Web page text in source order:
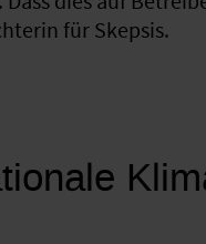
für Skepsis.